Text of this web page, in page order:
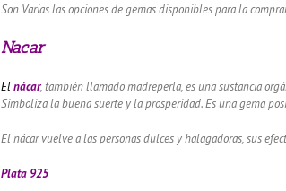
Son Varias las opciones de gemas disponibles para la
Nacar
Elnácar, también llamado madreperla, es una sustancia
Simboliza la buena suerte y la prosperidad. Es una gema
El nácar vuelve a las personas dulces y halagadoras, sus
Plata 925